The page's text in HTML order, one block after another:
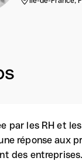
par les RH et
réponse aux
des entreprises.